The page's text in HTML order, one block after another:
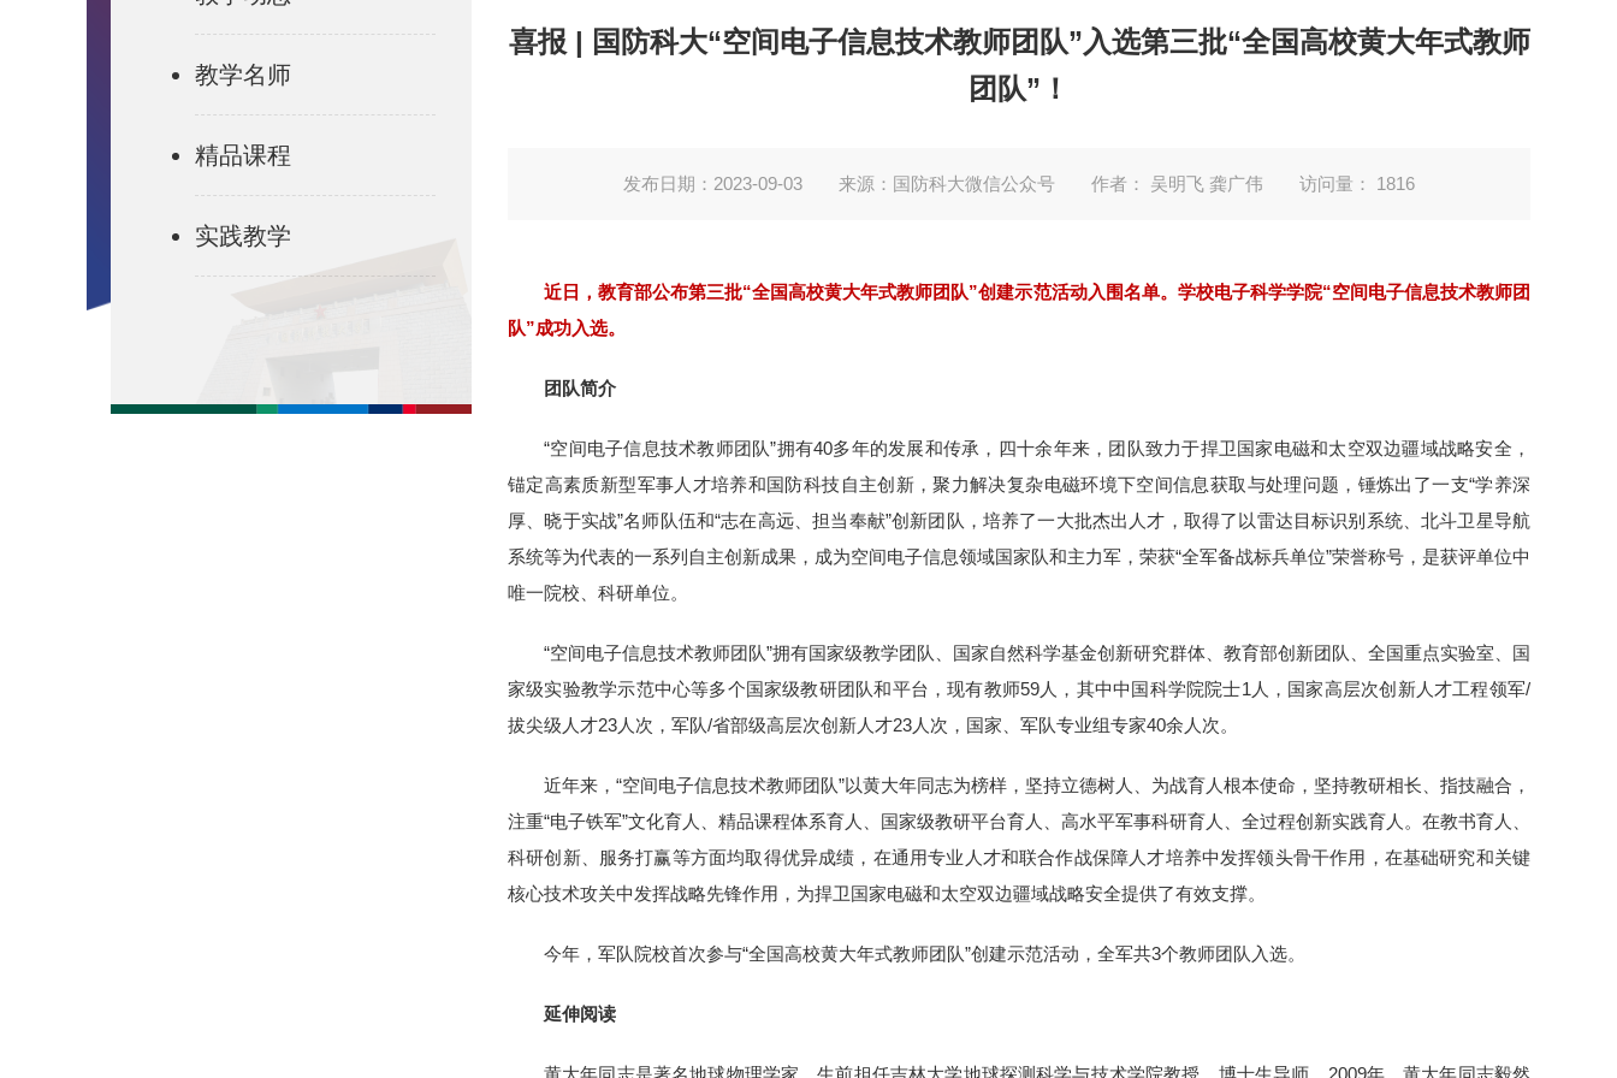
教学名师
精品课程
实践教学
喜报 | 国防科大“空间电子信息技术教师团队”入选第三批“全国高校黄大年式教师
团队”！
发布日期：2023-09-03 来源：国防科大微信公众号 作者： 吴明飞 龚广伟 访问量： 1816
近日，教育部公布第三批“全国高校黄大年式教师团队”创建示范活动入围名单。学校电子科学学院“空间电子信息技术教师团
队”成功入选。
团队简介
“空间电子信息技术教师团队”拥有40多年的发展和传承，四十余年来，团队致力于捍卫国家电磁和太空双边疆域战略安全，
锚定高素质新型军事人才培养和国防科技自主创新，聚力解决复杂电磁环境下空间信息获取与处理问题，锤炼出了一支“学养深
厚、晓于实战”名师队伍和“志在高远、担当奉献”创新团队，培养了一大批杰出人才，取得了以雷达目标识别系统、北斗卫星导航
系统等为代表的一系列自主创新成果，成为空间电子信息领域国家队和主力军，荣获“全军备战标兵单位”荣誉称号，是获评单位中
唯一院校、科研单位。
“空间电子信息技术教师团队”拥有国家级教学团队、国家自然科学基金创新研究群体、教育部创新团队、全国重点实验室、国
家级实验教学示范中心等多个国家级教研团队和平台，现有教师59人，其中中国科学院院士1人，国家高层次创新人才工程领军/
拔尖级人才23人次，军队/省部级高层次创新人才23人次，国家、军队专业组专家40余人次。
近年来，“空间电子信息技术教师团队”以黄大年同志为榜样，坚持立德树人、为战育人根本使命，坚持教研相长、指技融合，
注重“电子铁军”文化育人、精品课程体系育人、国家级教研平台育人、高水平军事科研育人、全过程创新实践育人。在教书育人、
科研创新、服务打赢等方面均取得优异成绩，在通用专业人才和联合作战保障人才培养中发挥领头骨干作用，在基础研究和关键
核心技术攻关中发挥战略先锋作用，为捍卫国家电磁和太空双边疆域战略安全提供了有效支撑。
今年，军队院校首次参与“全国高校黄大年式教师团队”创建示范活动，全军共3个教师团队入选。
延伸阅读
黄大年同志是著名地球物理学家，生前担任吉林大学地球探测科学与技术学院教授、博士生导师。2009年，黄大年同志毅然